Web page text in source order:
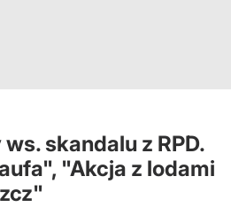
skandalu z RPD.
"Akcja z lodami